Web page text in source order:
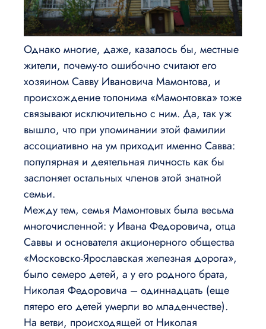
Однако многие, даже, казалось бы, местные
жители, почему-то ошибочно считают его
хозяином Савву Ивановича Мамонтова, и
происхождение топонима «Мамонтовка» тоже
связывают исключительно с ним. Да, так уж
вышло, что при упоминании этой фамилии
ассоциативно на ум приходит именно Савва:
популярная и деятельная личность как бы
заслоняет остальных членов этой знатной
семьи.
Между тем, семья Мамонтовых была весьма
многочисленной: у Ивана Федоровича, отца
Саввы и основателя акционерного общества
«Московско-Ярославская железная дорога»,
было семеро детей, а у его родного брата,
Николая Федоровича – одиннадцать (еще
пятеро его детей умерли во младенчестве).
На ветви, происходящей от Николая